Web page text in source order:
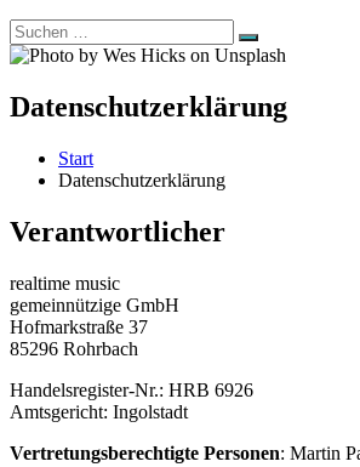
Suchen
nach:
Suchen
Datenschutzerklärung
Start
Datenschutzerklärung
Verantwortlicher
realtime music
gemeinnützige GmbH
Hofmarkstraße 37
85296 Rohrbach
Handelsregister-Nr.: HRB 6926
Amtsgericht: Ingolstadt
Vertretungsberechtigte Personen: Martin